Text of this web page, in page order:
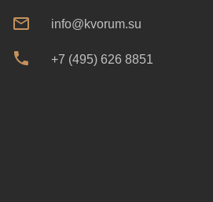
info@kvorum.su
+7 (495) 626 8851